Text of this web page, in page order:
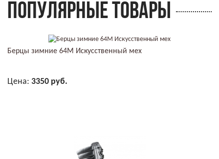
ПОПУЛЯРНЫЕ ТОВАРЫ
Берцы зимние 64М Искусственный мех
Цена: 3350 руб.